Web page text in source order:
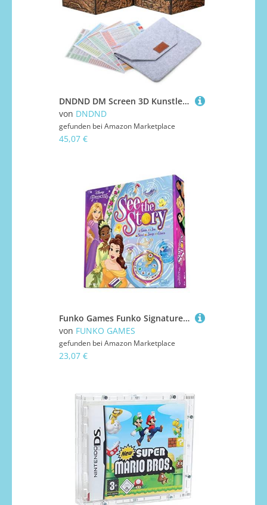
DNDND DM Screen 3D Kunstleder geprägter Drache mit vierteiligen Taschen, DND Master Screen mit wunderschöner Geschenk-Flet Hülle für D&D Dungeons and Dragon Tischspiel (Kupfer)
von DNDND
gefunden bei Amazon Marketplace
45,07 €
Funko Games Funko Signature - Disney Princess See The Story - ENG/FR/DE/SP/IT Lanaguages - Disney Princesses - Light Strategy Board Game for Children & Adults (Ages 10+) - 2-4 Players - Geschenkidee
von FUNKO GAMES
gefunden bei Amazon Marketplace
23,07 €